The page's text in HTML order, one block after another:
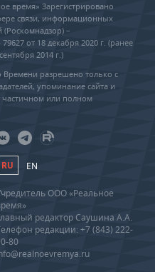
время» Зарегистрировано
связи, информационных
–
от 18 декабря 2020 г. (ранее
2014 г.)
Времени разрешено только с
упоминание сайта и
частичном или полном
RU EN
ООО «Реальное
редактор Саушина А.А.
редакции: +7 (843) 222-
80